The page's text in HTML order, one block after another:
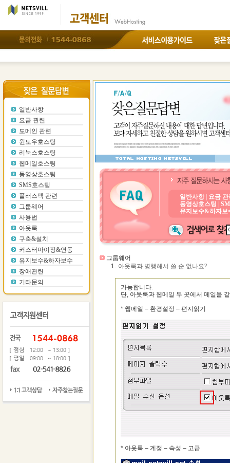
백업
FTP접속백업
일반사항
요금 관련
도메인 관련
윈도우호스팅
리눅스호스팅
웹메일호스팅
동영상호스팅
SMS호스팅
플러스팩 관련
그룹웨어
사용법
아웃룩
구축&설치
커스터마이징&연동
유지보수&하자보수
장애관련
기타문의
일반사항
요금 관
동영상호스팅
유지보수&하자보
그룹웨어
1. 아웃룩과 병행해서 쓸 순 없나요?
가능합니다.
단, 아웃룩과 웹메일 두 곳에서 메일을
* 웹메일 – 환경설정 – 편지읽기
* 아웃룩 – 계정 – 속성 – 고급